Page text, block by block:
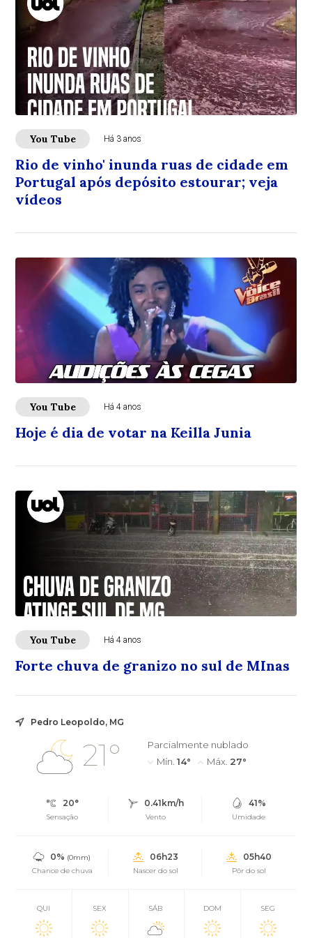
You Tube Há 3 anos
Rio de vinho' inunda ruas de cidade em
Portugal após depósito estourar; veja
vídeos
You Tube Há 4 anos
Hoje é dia de votar na Keilla Junia
You Tube Há 4 anos
Forte chuva de granizo no sul de MInas
Pedro Leopoldo, MG
21°
Parcialmente nublado
Mín. 14° Máx. 27°
20°
Sensação
0.41km/h
Vento
41%
Umidade
0% (0mm)
Chance de chuva
06h23
Nascer do sol
05h40
Pôr do sol
QUI SEX SÁB DOM SEG